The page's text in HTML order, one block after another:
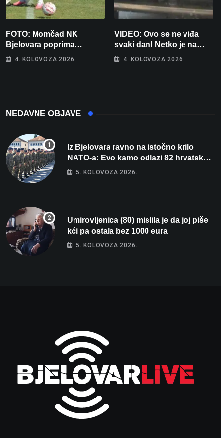
FOTO: Momčad NK
Bjelovara poprima
jesenski izgled
4. KOLOVOZA 2026.
VIDEO: Ovo se ne viđa
svaki dan! Netko je na
auto stavio – ručno
4. KOLOVOZA 2026.
NEDAVNE OBJAVE
Iz Bjelovara ravno na istočno krilo
NATO-a: Evo kamo odlazi 82 hrvatska
vojnika i 6 vojnikinja
5. KOLOVOZA 2026.
Umirovljenica (80) mislila je da joj piše
kći pa ostala bez 1000 eura
5. KOLOVOZA 2026.